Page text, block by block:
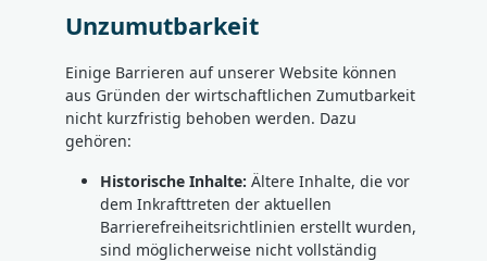
Unzumutbarkeit
Einige Barrieren auf unserer Website können
aus Gründen der wirtschaftlichen Zumutbarkeit
nicht kurzfristig behoben werden. Dazu
gehören:
Historische Inhalte: Ältere Inhalte, die vor
dem Inkrafttreten der aktuellen
Barrierefreiheitsrichtlinien erstellt wurden,
sind möglicherweise nicht vollständig